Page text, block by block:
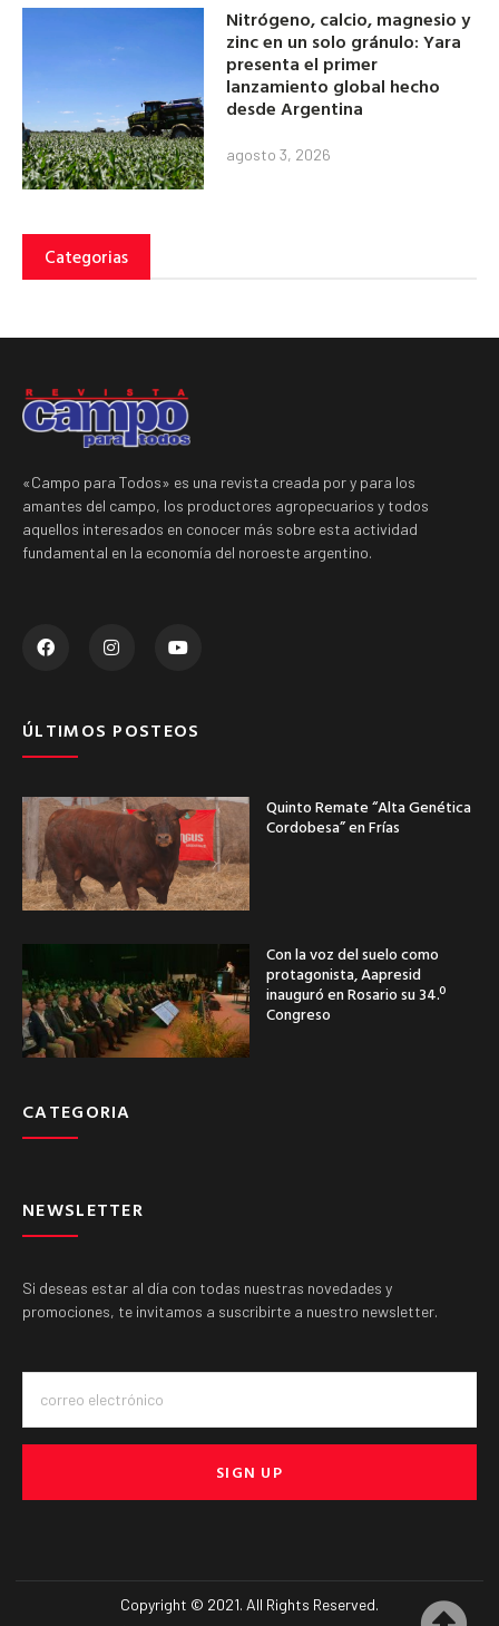
Nitrógeno, calcio, magnesio y
zinc en un solo gránulo: Yara
presenta el primer
lanzamiento global hecho
desde Argentina
agosto 3, 2026
Categorias
«Campo para Todos» es una revista creada por y para los
amantes del campo, los productores agropecuarios y todos
aquellos interesados en conocer más sobre esta actividad
fundamental en la economía del noroeste argentino.
ÚLTIMOS POSTEOS
Quinto Remate “Alta Genética
Cordobesa” en Frías
Con la voz del suelo como
protagonista, Aapresid
inauguró en Rosario su 34.º
Congreso
CATEGORIA
NEWSLETTER
Si deseas estar al día con todas nuestras novedades y
promociones, te invitamos a suscribirte a nuestro newsletter.
SIGN UP
Copyright © 2021. All Rights Reserved.